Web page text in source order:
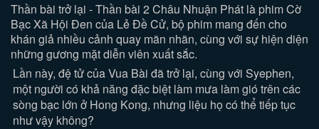
Thần bài trở lại - Thần bài 2 Châu Nhuận Phát là phim Cờ
Bạc Xã Hội Đen của Lẻ Đề Cử, bộ phim mang đến cho
khán giả nhiều cảnh quay mãn nhãn, cùng với sự hiện diện
những gương mặt diễn viên xuất sắc.
Lần này, đệ tử của Vua Bài đã trở lại, cùng với Syephen,
một người có khả năng đặc biệt làm mưa làm gió trên các
sòng bạc lớn ở Hong Kong, nhưng liệu họ có thể tiếp tục
như vậy không?